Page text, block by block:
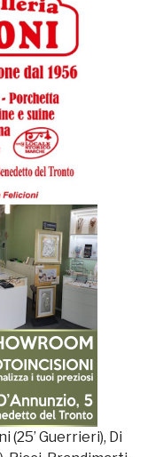
(25’ Guerrieri), Di